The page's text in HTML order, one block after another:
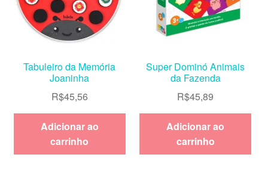
Tabuleiro da Memória
Joaninha
R$45,56
Adicionar ao
carrinho
Super Dominó Animais
da Fazenda
R$45,89
Adicionar ao
carrinho